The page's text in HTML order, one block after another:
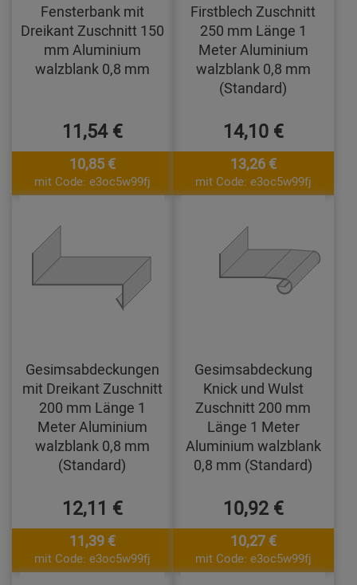
Fensterbank mit
Dreikant Zuschnitt 150
mm Aluminium
walzblank 0,8 mm
11,54 €
10,85 €
mit Code: e3oc5w99fj
Firstblech Zuschnitt
250 mm Länge 1
Meter Aluminium
walzblank 0,8 mm
(Standard)
14,10 €
13,26 €
mit Code: e3oc5w99fj
Gesimsabdeckungen
mit Dreikant Zuschnitt
200 mm Länge 1
Meter Aluminium
walzblank 0,8 mm
(Standard)
12,11 €
11,39 €
mit Code: e3oc5w99fj
Gesimsabdeckung
Knick und Wulst
Zuschnitt 200 mm
Länge 1 Meter
Aluminium walzblank
0,8 mm (Standard)
10,92 €
10,27 €
mit Code: e3oc5w99fj